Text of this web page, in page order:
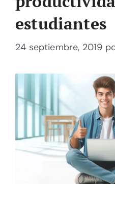
estudiantes
24 septiembre, 2019